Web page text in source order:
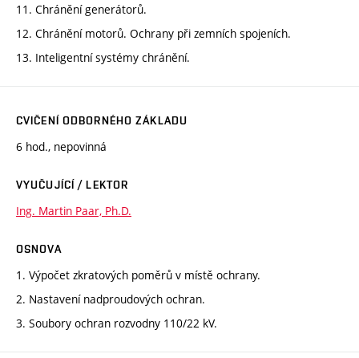
11. Chránění generátorů.
12. Chránění motorů. Ochrany při zemních spojeních.
13. Inteligentní systémy chránění.
CVIČENÍ ODBORNÉHO ZÁKLADU
6 hod., nepovinná
VYUČUJÍCÍ / LEKTOR
Ing. Martin Paar, Ph.D.
OSNOVA
1. Výpočet zkratových poměrů v místě ochrany.
2. Nastavení nadproudových ochran.
3. Soubory ochran rozvodny 110/22 kV.